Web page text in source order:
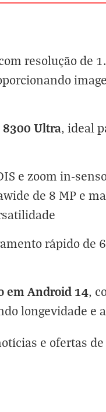
resolução de
8300 Ultra, ideal
e zoom in-
de 8 MP e
rápido de
em Android 14,
longevidade e
e ofertas